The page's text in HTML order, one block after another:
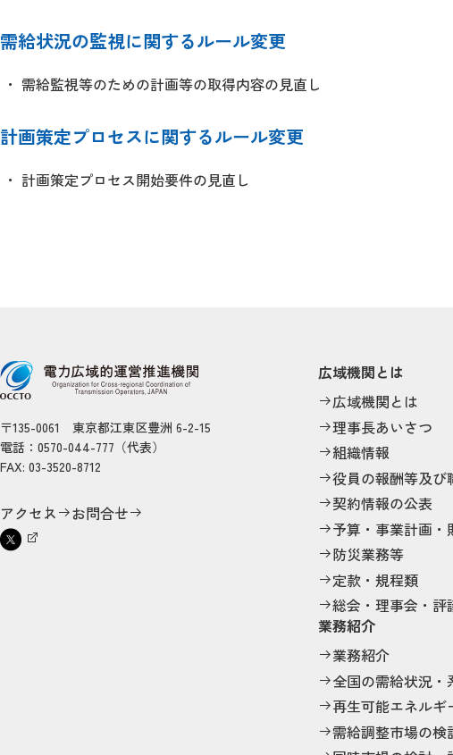
需給状況の監視に関するルール変更
需給監視等のための計画等の取得内容の見直し
計画策定プロセスに関するルール変更
計画策定プロセス開始要件の見直し
〒135-0061 東京都江東区豊洲 6-2-15
電話：0570-044-777（代表）
FAX: 03-3520-8712
アクセス お問合せ
広域機関とは
広域機関とは
理事長あいさつ
組織情報
役員の報酬等及び
契約情報の公表
予算・事業計画・
防災業務等
定款・規程類
総会・理事会・評
業務紹介
業務紹介
全国の需給状況
再生可能エネル
需給調整市場の検